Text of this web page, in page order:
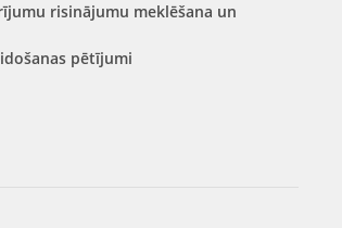
risinājumu meklēšana un
pētījumi